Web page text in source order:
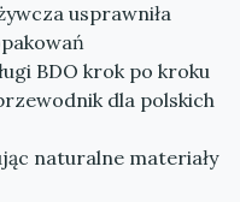
usprawniła
BDO krok po kroku
dla polskich
naturalne materiały